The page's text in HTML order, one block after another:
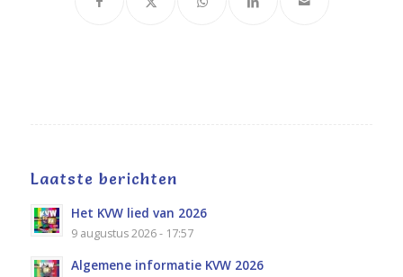
Laatste berichten
Het KVW lied van 2026
9 augustus 2026 - 17:57
Algemene informatie KVW 2026